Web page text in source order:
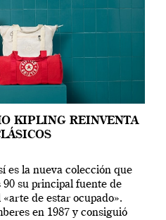
KIPLING REINVENTA
es la nueva colección que
su principal fuente de
«arte de estar ocupado».
en 1987 y consiguió